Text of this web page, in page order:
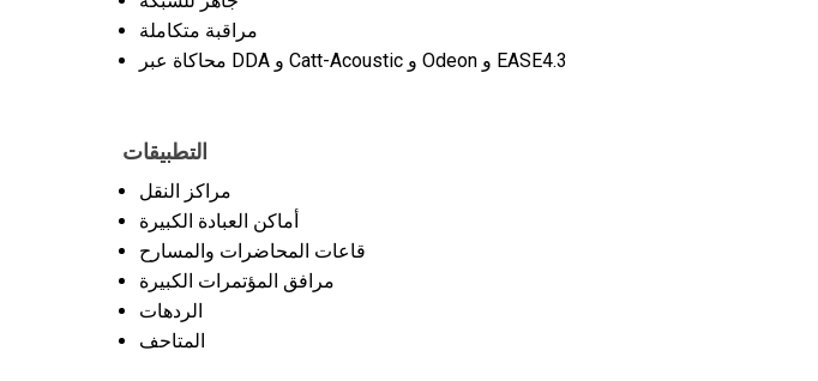
مراقبة متكاملة
محاكاة عبر DDA و Catt-Acoustic و Odeon و EASE4.3
التطبيقات
مراكز النقل
أماكن العبادة الكبيرة
قاعات المحاضرات والمسارح
مرافق المؤتمرات الكبيرة
الردهات
المتاحف